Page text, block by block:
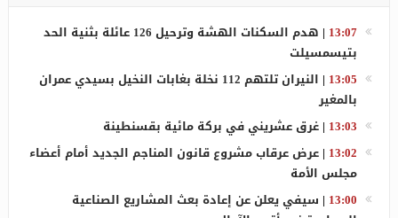
13:07
|
هدم السكنات الهشة وترحيل 126 عائلة بثنية الحد
بتيسمسيلت
13:05
|
النيران تلتهم 112 نخلة بغابات النخيل بسيدي عمران
بالمغير
13:03
| غرق عشريني في بركة مائية بقسنطينة
13:02
| عرض عرقاب مشروع قانون المناجم الجديد أمام أعضاء
مجلس الأمة
13:00
| سيفي يعلن عن إعادة بعث المشاريع الصناعية